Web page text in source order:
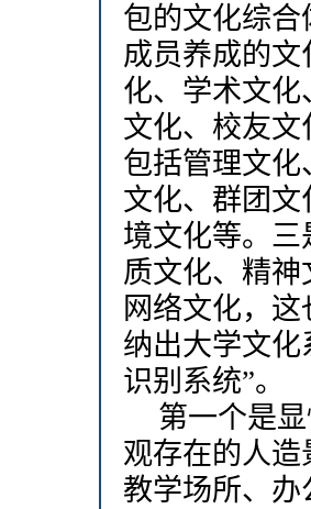
包的文化综
成员养成的
化、学术文
文化、校友
包括管理文
文化、群团
境文化等。
质文化、精
网络文化，
纳出大学文
识别系统”。
第一个是
观存在的人
教学场所、